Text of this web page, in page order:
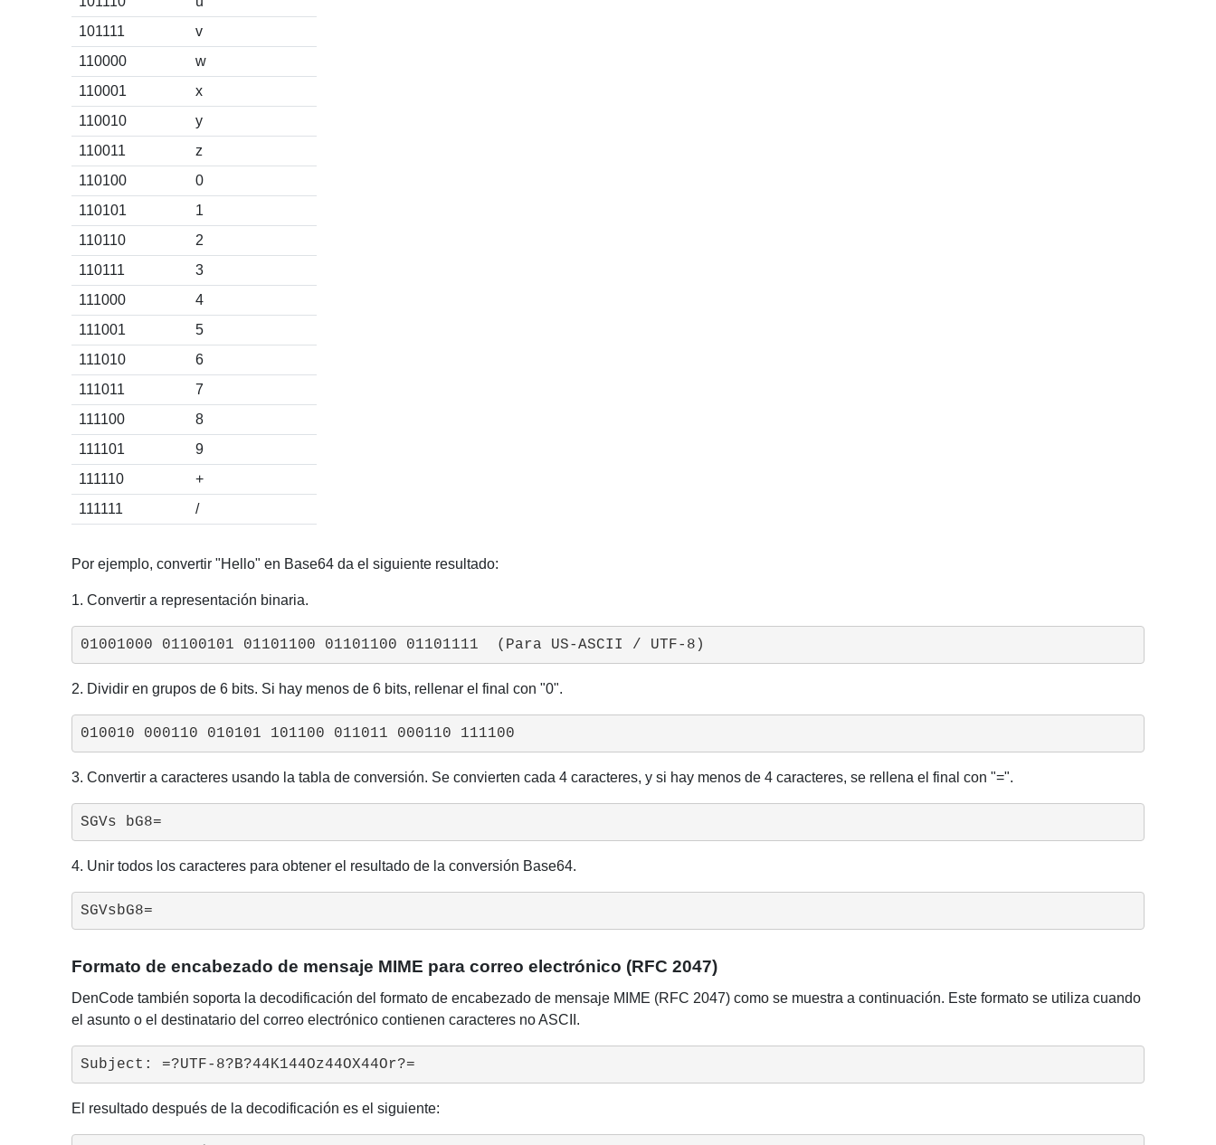
101111
v
110000
w
110001
x
110010
y
110011
z
110100
0
110101
1
110110
2
110111
3
111000
4
111001
5
111010
6
111011
7
111100
8
111101
9
111110
+
111111
/
Por ejemplo, convertir "Hello" en Base64 da el siguiente resultado:
1. Convertir a representación binaria.
01001000 01100101 01101100 01101100 01101111  (Para US-ASCII / UTF-8)
2. Dividir en grupos de 6 bits. Si hay menos de 6 bits, rellenar el final con "0".
010010 000110 010101 101100 011011 000110 111100
3. Convertir a caracteres usando la tabla de conversión. Se convierten cada 4 caracteres, y si hay menos de 4 caracteres, se rellena el final con "=".
SGVs bG8=
4. Unir todos los caracteres para obtener el resultado de la conversión Base64.
SGVsbG8=
Formato de encabezado de mensaje MIME para correo electrónico (RFC 2047)
DenCode también soporta la decodificación del formato de encabezado de mensaje MIME (RFC 2047) como se muestra a continuación. Este formato se utiliza cuando
el asunto o el destinatario del correo electrónico contienen caracteres no ASCII.
Subject: =?UTF-8?B?44K144Oz44OX44Or?=
El resultado después de la decodificación es el siguiente: